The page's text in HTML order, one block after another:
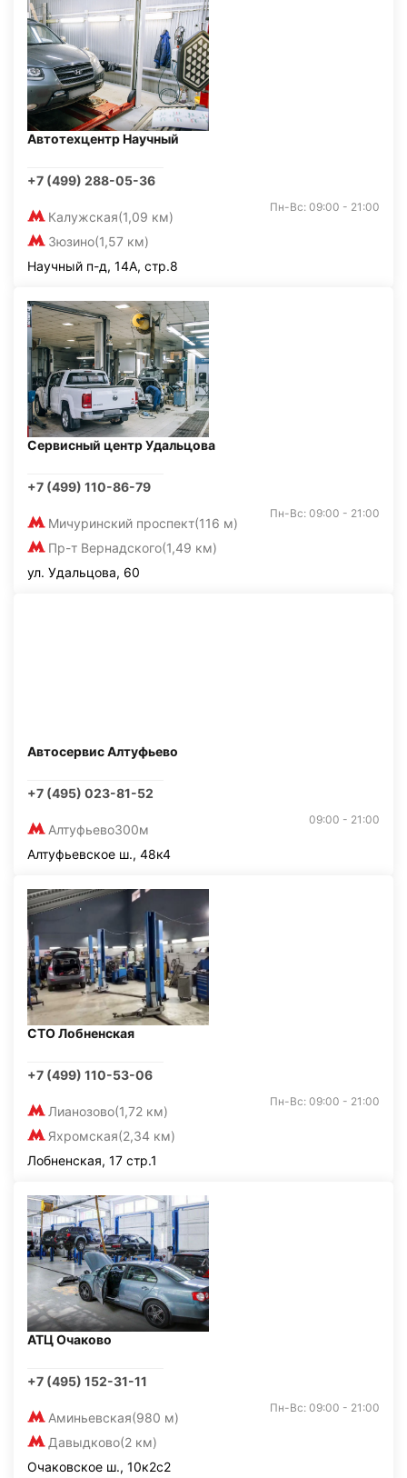
Автотехцентр Научный
+7 (499) 288-05-36
Калужская(1,09 км)
Зюзино(1,57 км)
Пн-Вс: 09:00 - 21:00
Научный п-д, 14А, стр.8
Сервисный центр Удальцова
+7 (499) 110-86-79
Мичуринский проспект(116 м)
Пр-т Вернадского(1,49 км)
Пн-Вс: 09:00 - 21:00
ул. Удальцова, 60
Автосервис Алтуфьево
+7 (495) 023-81-52
Алтуфьево300м
09:00 - 21:00
Алтуфьевское ш., 48к4
СТО Лобненская
+7 (499) 110-53-06
Лианозово(1,72 км)
Яхромская(2,34 км)
Пн-Вс: 09:00 - 21:00
Лобненская, 17 стр.1
АТЦ Очаково
+7 (495) 152-31-11
Аминьевская(980 м)
Давыдково(2 км)
Пн-Вс: 09:00 - 21:00
Очаковское ш., 10к2с2